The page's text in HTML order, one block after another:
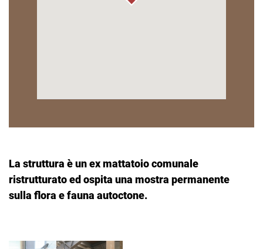
La struttura è un ex mattatoio comunale
ristrutturato ed ospita una mostra permanente
sulla flora e fauna autoctone.